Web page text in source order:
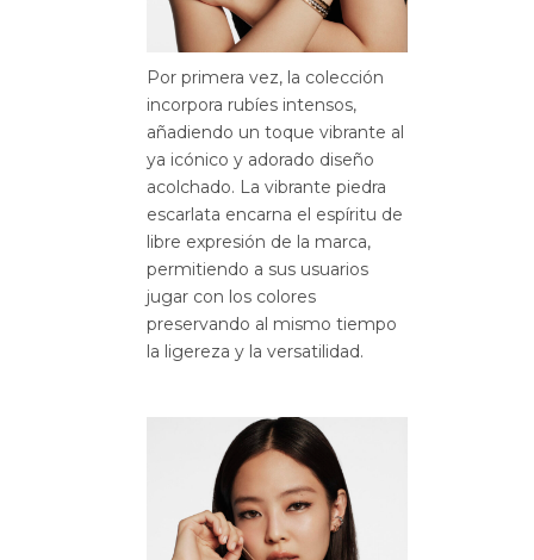
Por primera vez, la colección
incorpora rubíes intensos,
añadiendo un toque vibrante al
ya icónico y adorado diseño
acolchado. La vibrante piedra
escarlata encarna el espíritu de
libre expresión de la marca,
permitiendo a sus usuarios
jugar con los colores
preservando al mismo tiempo
la ligereza y la versatilidad.